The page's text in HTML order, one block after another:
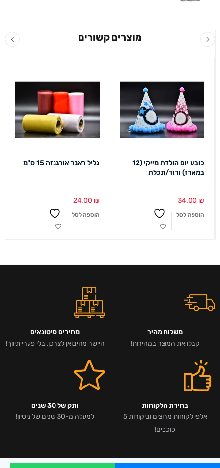
מוצרים קשורים
כובע יום הולדת מייקי (12
במארז) ורוד/תכלת
34.00 ₪
הוספה לסל
גליל ראנר אורגנזה 15 ס"מ
24.00 ₪
הוספה לסל
משלוח מהיר
קבלו את המוצר במהירות!
מחירים סיטונאים
היישר מהיבואן לצרכן, בלי פערי תיווך!
בחירת הלקוחות
אלפי לקוחות מרוצים וביקורות 5
כוכבים!
ותק של 30 שנים
למעלה מ-30 שנים של ניסיון!